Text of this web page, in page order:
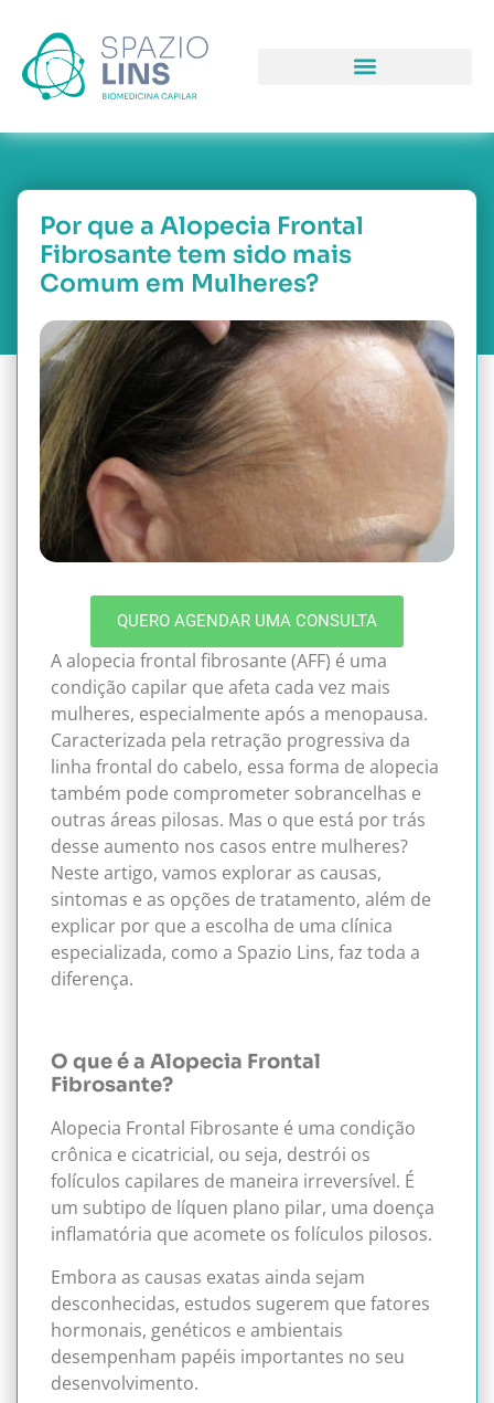
Por que a Alopecia Frontal
Fibrosante tem sido mais
Comum em Mulheres?
QUERO AGENDAR UMA CONSULTA
A alopecia frontal fibrosante (AFF) é uma
condição capilar que afeta cada vez mais
mulheres, especialmente após a menopausa.
Caracterizada pela retração progressiva da
linha frontal do cabelo, essa forma de alopecia
também pode comprometer sobrancelhas e
outras áreas pilosas. Mas o que está por trás
desse aumento nos casos entre mulheres?
Neste artigo, vamos explorar as causas,
sintomas e as opções de tratamento, além de
explicar por que a escolha de uma clínica
especializada, como a Spazio Lins, faz toda a
diferença.
O que é a Alopecia Frontal
Fibrosante?
Alopecia Frontal Fibrosante é uma condição
crônica e cicatricial, ou seja, destrói os
folículos capilares de maneira irreversível. É
um subtipo de líquen plano pilar, uma doença
inflamatória que acomete os folículos pilosos.
Embora as causas exatas ainda sejam
desconhecidas, estudos sugerem que fatores
hormonais, genéticos e ambientais
desempenham papéis importantes no seu
desenvolvimento.